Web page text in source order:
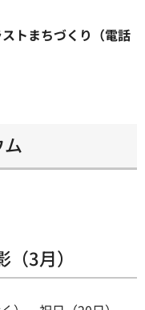
トまちづくり（電話
3月）